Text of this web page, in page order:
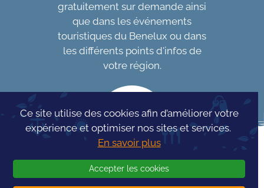
gratuitement sur demande ainsi
que dans les événements
touristiques du Benelux ou dans
les différents points d'infos de
votre région.
Ce site utilise des cookies afin d’améliorer votre
expérience et optimiser nos sites et services.
En savoir plus
Accepter les cookies